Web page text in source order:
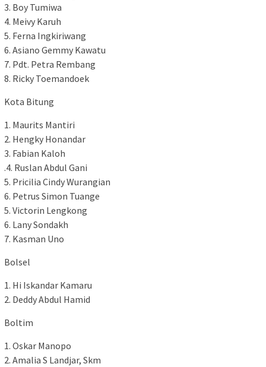
3. Boy Tumiwa
4. Meivy Karuh
5. Ferna Ingkiriwang
6. Asiano Gemmy Kawatu
7. Pdt. Petra Rembang
8. Ricky Toemandoek
Kota Bitung
1. Maurits Mantiri
2. Hengky Honandar
3. Fabian Kaloh
.4. Ruslan Abdul Gani
5. Pricilia Cindy Wurangian
6. Petrus Simon Tuange
5. Victorin Lengkong
6. Lany Sondakh
7. Kasman Uno
Bolsel
1. Hi Iskandar Kamaru
2. Deddy Abdul Hamid
Boltim
1. Oskar Manopo
2. Amalia S Landjar, Skm